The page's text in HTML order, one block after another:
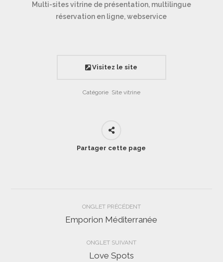
Multi-sites vitrine de présentation, multilingue
réservation en ligne, webservice
Visitez le site
Catégorie Site vitrine
Partager cette page
Navigation
commentaire
ONGLET PRÉCÉDENT
Onglet
Emporion Méditerranée
ONGLET SUIVANT
Projets
Love Spots